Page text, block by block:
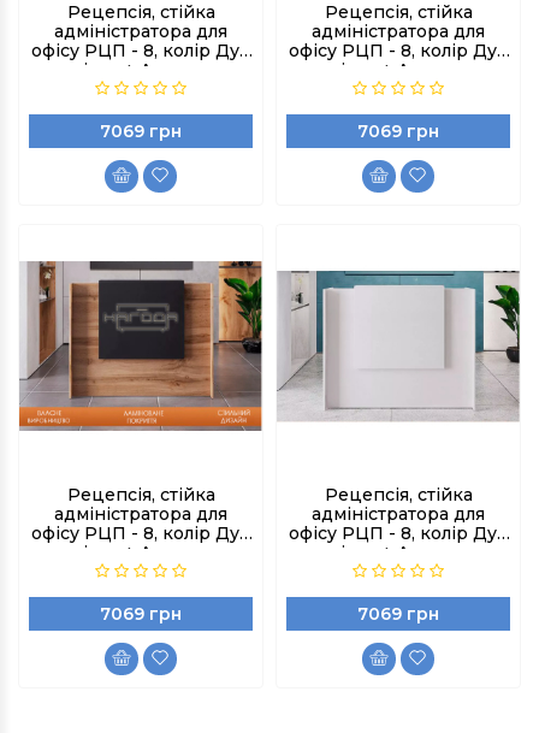
Рецепсія, стійка
адміністратора для
офісу РЦП - 8, колір Дуб
артізан + Антрацит
7069 грн
Рецепсія, стійка
адміністратора для
офісу РЦП - 8, колір Дуб
артізан + Антрацит
7069 грн
Рецепсія, стійка
адміністратора для
офісу РЦП - 8, колір Дуб
артізан + Антрацит
7069 грн
Рецепсія, стійка
адміністратора для
офісу РЦП - 8, колір Дуб
артізан + Антрацит
7069 грн